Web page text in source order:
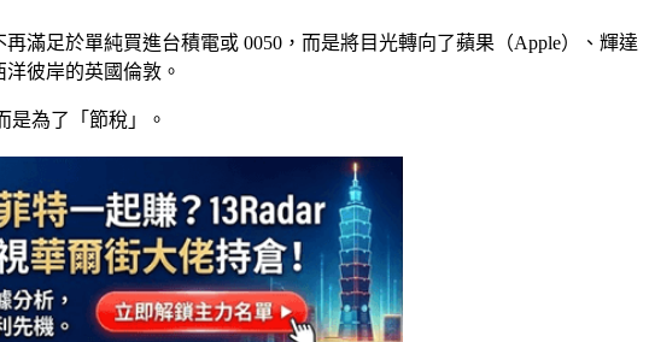
滿足於單純買進台積電或 0050，而是將目光轉向了蘋果（Apple）、輝
彼岸的英國倫敦。
是為了「節稅」。